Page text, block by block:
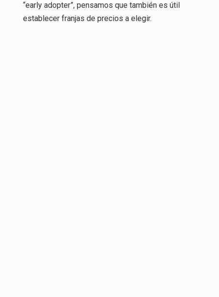
“early adopter”, pensamos que también es útil
establecer franjas de precios a elegir.